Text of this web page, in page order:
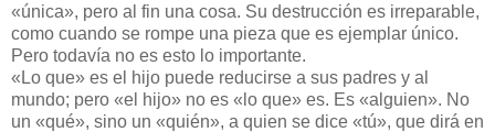
«única», pero al fin una cosa. Su destrucción es irreparable,
como cuando se rompe una pieza que es ejemplar único.
Pero todavía no es esto lo importante.
«Lo que» es el hijo puede reducirse a sus padres y al
mundo; pero «el hijo» no es «lo que» es. Es «alguien». No
un «qué», sino un «quién», a quien se dice «tú», que dirá en